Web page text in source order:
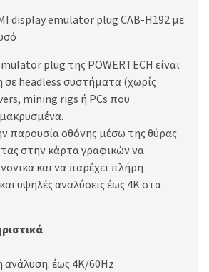
display emulator plug CAB-H192 με
plug της POWERTECH είναι
σε headless συστήματα (χωρίς
mining rigs ή PCs που
παρουσία οθόνης μέσω της θύρας
στην κάρτα γραφικών να
και να παρέχει πλήρη
υψηλές αναλύσεις έως 4K στα
ανάλυση: έως 4K/60Hz